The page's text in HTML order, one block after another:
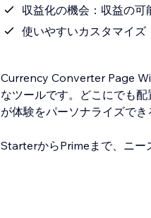
収益化の機会：収益の可
使いやすいカスタマイ
Currency Converter Page
なツールです。どこにでも
が体験をパーソナライズでき
StarterからPrimeまで、ニー